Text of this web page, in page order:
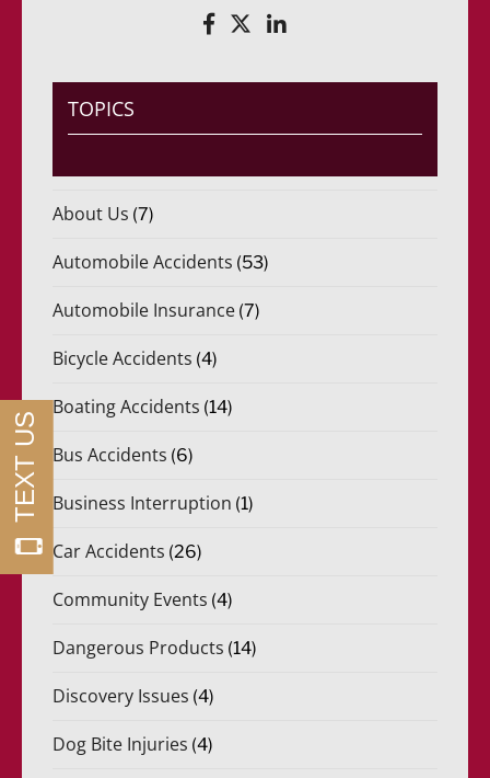
r
*
TOPICS
About Us (7)
Automobile Accidents (53)
Automobile Insurance (7)
Bicycle Accidents (4)
Boating Accidents (14)
Bus Accidents (6)
Business Interruption (1)
Car Accidents (26)
Community Events (4)
Dangerous Products (14)
Discovery Issues (4)
Dog Bite Injuries (4)